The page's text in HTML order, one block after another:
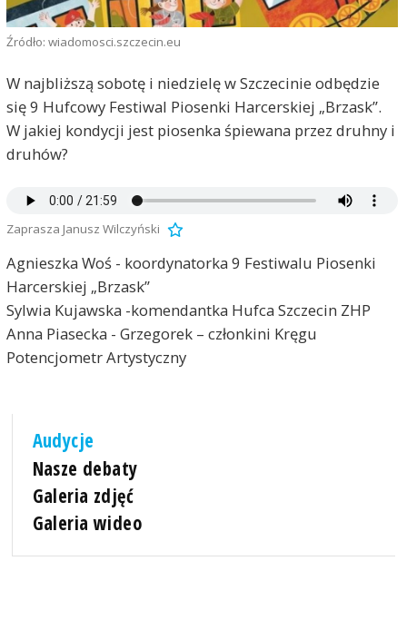
Źródło: wiadomosci.szczecin.eu
W najbliższą sobotę i niedzielę w Szczecinie odbędzie
się 9 Hufcowy Festiwal Piosenki Harcerskiej „Brzask”.
W jakiej kondycji jest piosenka śpiewana przez druhny i
druhów?
Zaprasza Janusz Wilczyński
Agnieszka Woś - koordynatorka 9 Festiwalu Piosenki
Harcerskiej „Brzask”
Sylwia Kujawska -komendantka Hufca Szczecin ZHP
Anna Piasecka - Grzegorek – członkini Kręgu
Potencjometr Artystyczny
Audycje
Nasze debaty
Galeria zdjęć
Galeria wideo